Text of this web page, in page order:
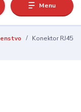
Menu
Konektor RJ45